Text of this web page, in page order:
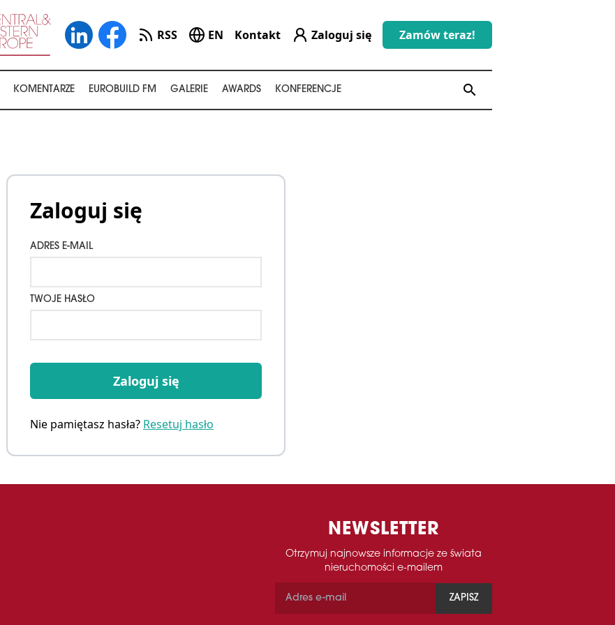
RSS EN Kontakt Zaloguj się Zamów teraz!
KOMENTARZE EUROBUILD FM GALERIE AWARDS KONFERENCJE search
Zaloguj się
ADRES E-MAIL
TWOJE HASŁO
Zaloguj się
Nie pamiętasz hasła? Resetuj hasło
NEWSLETTER
Otrzymuj najnowsze informacje ze świata
nieruchomości e-mailem
ZAPISZ